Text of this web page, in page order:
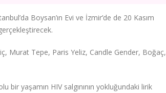
Boysan’ın Evi ve İzmir’de de 20 Kasım
Murat Tepe, Paris Yeliz, Candle Gender, Boğaç,
bir yaşamın HIV salgınının yokluğundaki lirik